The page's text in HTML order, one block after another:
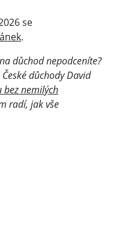
se
.
důchod nepodceníte?
důchody David
bez nemilých
radí, jak vše